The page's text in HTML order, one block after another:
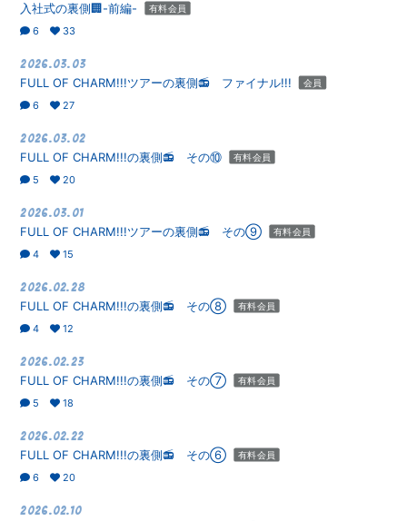
会員登録
入社式の裏側🏢-前編- 有料会員
6 33
2026.03.03
FULL OF CHARM!!!ツアーの裏側📻 ファイナル!!! 会員
6 27
2026.03.02
FULL OF CHARM!!!の裏側📻 その⑩ 有料会員
5 20
2026.03.01
FULL OF CHARM!!!ツアーの裏側📻 その⑨ 有料会員
4 15
2026.02.28
FULL OF CHARM!!!の裏側📻 その⑧ 有料会員
4 12
2026.02.23
FULL OF CHARM!!!の裏側📻 その⑦ 有料会員
5 18
2026.02.22
FULL OF CHARM!!!の裏側📻 その⑥ 有料会員
6 20
2026.02.10